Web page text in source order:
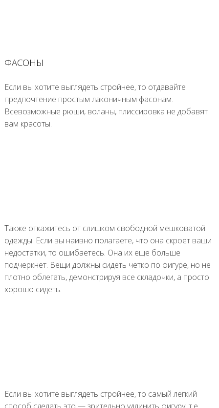
ФАСОНЫ
Если вы хотите выглядеть стройнее, то отдавайте
предпочтение простым лаконичным фасонам.
Всевозможные рюши, воланы, плиссировка не добавят
вам красоты.
Также откажитесь от слишком свободной мешковатой
одежды. Если вы наивно полагаете, что она скроет ваши
недостатки, то ошибаетесь. Она их еще больше
подчеркнет. Вещи должны сидеть четко по фигуре, но не
плотно облегать, демонстрируя все складочки, а просто
хорошо сидеть.
Если вы хотите выглядеть стройнее, то самый легкий